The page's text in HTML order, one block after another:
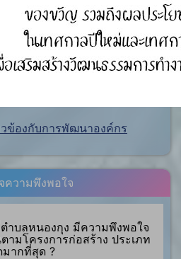
ารความรู้ (KM)
วิสัยทัศน์ พันธกิจ ยุทธศาสตร์
ารณ์ที่องค์กรได้สั่งสมมา
ข้องกับการพัฒนาองค์กร
ความพึงพอใจ
ำบลหนองกุง มีความพึงพอใจ
ามโครงการก่อสร้าง ประเภท
มากที่สุด ?